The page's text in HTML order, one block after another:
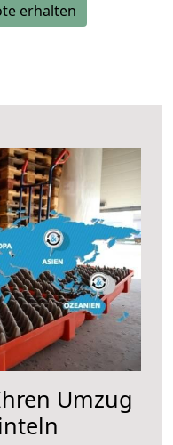
erhalten
Umzug